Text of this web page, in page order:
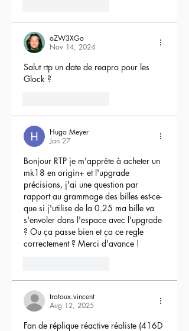
oZW3XGo
Nov 14, 2024
Salut rtp un date de reapro pour les
Glock ?
Hugo Meyer
Jan 27
Bonjour RTP je m'apprête à acheter un
mk18 en origin+ et l'upgrade
précisions, j'ai une question par
rapport au grammage des billes est-ce-
que si j'utilise de la 0.25 ma bille va
s'envoler dans l'espace avec l'upgrade
? Ou ça passe bien et ça ce regle
correctement ? Merci d'avance !
trotoux.vincent
Aug 12, 2025
Fan de réplique réactive réaliste (416D